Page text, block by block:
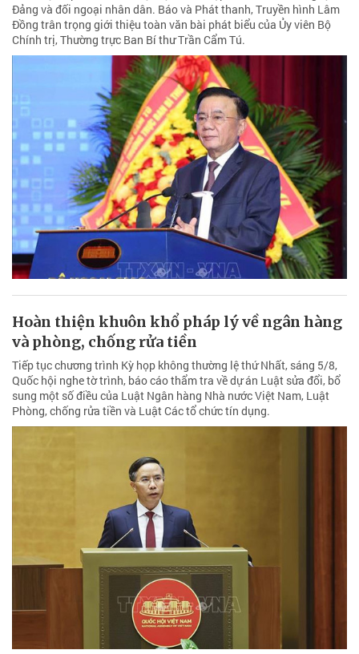
Đảng và đối ngoại nhân dân. Báo và Phát thanh, Truyền hình Lâm
Đồng trân trọng giới thiệu toàn văn bài phát biểu của Ủy viên Bộ
Chính trị, Thường trực Ban Bí thư Trần Cẩm Tú.
Hoàn thiện khuôn khổ pháp lý về ngân hàng
và phòng, chống rửa tiền
Tiếp tục chương trình Kỳ họp không thường lệ thứ Nhất, sáng 5/8,
Quốc hội nghe tờ trình, báo cáo thẩm tra về dự án Luật sửa đổi, bổ
sung một số điều của Luật Ngân hàng Nhà nước Việt Nam, Luật
Phòng, chống rửa tiền và Luật Các tổ chức tín dụng.